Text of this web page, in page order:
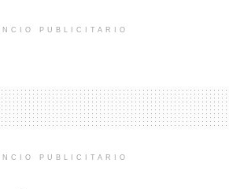
PUBLICITARIO
PUBLICITARIO